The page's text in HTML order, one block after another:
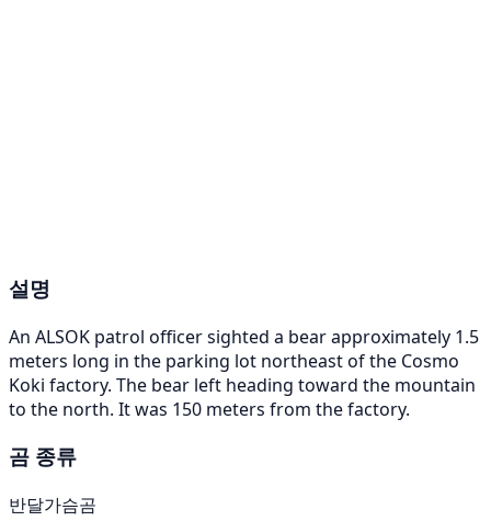
설명
An ALSOK patrol officer sighted a bear approximately 1.5
meters long in the parking lot northeast of the Cosmo
Koki factory. The bear left heading toward the mountain
to the north. It was 150 meters from the factory.
곰 종류
반달가슴곰